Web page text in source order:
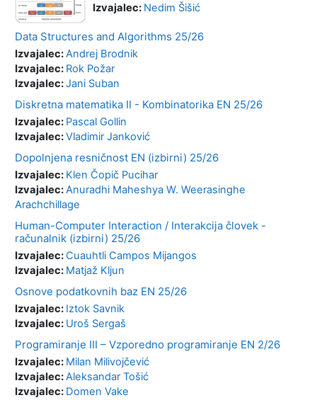
Izvajalec: Nedim Šišić
Data Structures and Algorithms 25/26
Izvajalec:Andrej Brodnik
Izvajalec: Rok Požar
Izvajalec:Jani Suban
Diskretna matematika II - Kombinatorika EN 25/26
Izvajalec: Pascal Gollin
Izvajalec:Vladimir Janković
Dopolnjena resničnost EN (izbirni) 25/26
Izvajalec: Klen Čopič Pucihar
Izvajalec:Anuradhi Maheshya W. Weerasinghe
Arachchillage
Human-Computer Interaction / Interakcija človek -
računalnik (izbirni) 25/26
Izvajalec:Cuauhtli Campos Mijangos
Izvajalec: Matjaž Kljun
Osnove podatkovnih baz EN 25/26
Izvajalec: Iztok Savnik
Izvajalec: Uroš Sergaš
Programiranje III – Vzporedno programiranje EN 2/26
Izvajalec: Milan Milivojčević
Izvajalec:Aleksandar Tošić
Izvajalec: Domen Vake